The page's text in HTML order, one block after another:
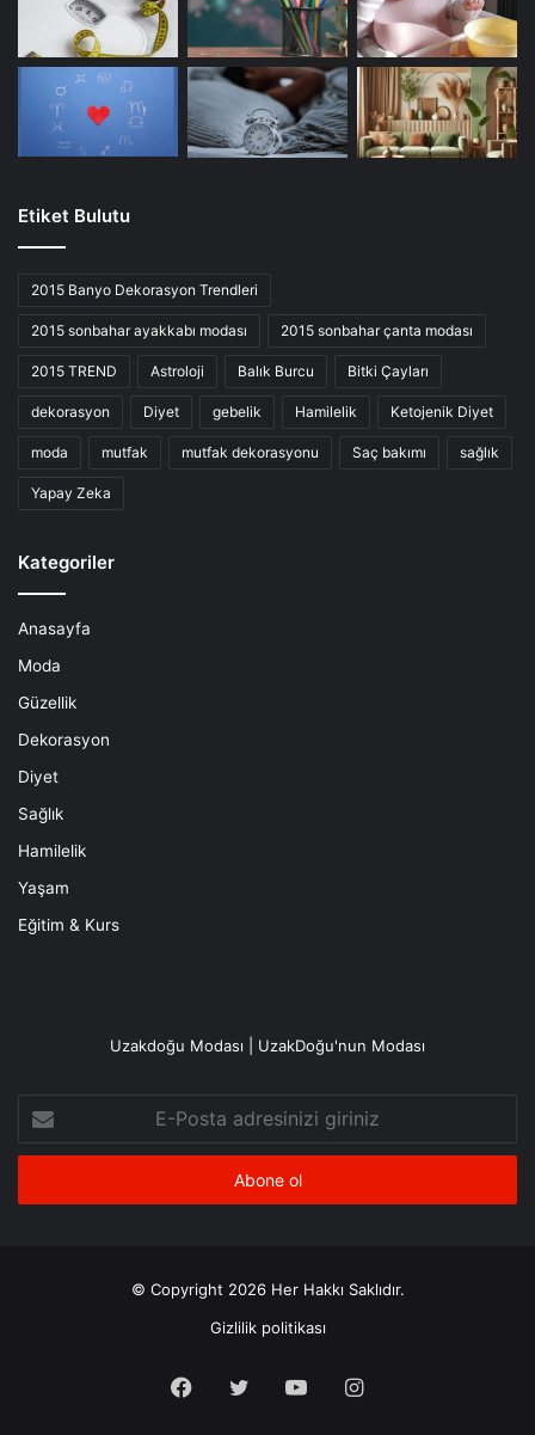
Etiket Bulutu
2015 Banyo Dekorasyon Trendleri
2015 sonbahar ayakkabı modası 2015 sonbahar çanta modası
2015 TREND Astroloji Balık Burcu Bitki Çayları
dekorasyon Diyet gebelik Hamilelik Ketojenik Diyet
moda mutfak mutfak dekorasyonu Saç bakımı sağlık
Yapay Zeka
Kategoriler
Anasayfa
Moda
Güzellik
Dekorasyon
Diyet
Sağlık
Hamilelik
Yaşam
Eğitim & Kurs
Uzakdoğu Modası | UzakDoğu'nun Modası
Posta
adresinizi
© Copyright 2026 Her Hakkı Saklıdır.
Gizlilik politikası
Facebook
X YouTubeInstagram